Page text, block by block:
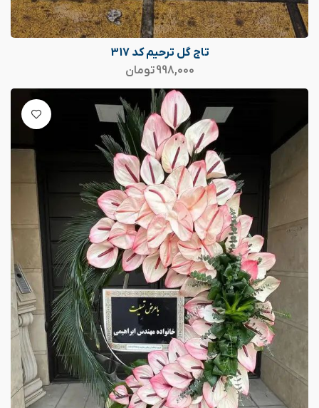
تاج گل ترحیم کد 317
998,000تومان